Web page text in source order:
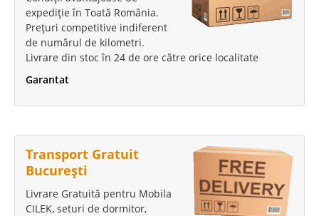
Pat cu somiera rabatabila pt
dormitor de lux ⭐ Novita 180x200
lux ⭐ Novita Parerea noastra este ca un pat cu somiera rabatabila si lada
pentru depozitarea lenjeriei este cea mai buna alegere pt. mobilarea unui
dormitor matrimonial. Vista Navy Blue este o ..
Compara
expediție în Toată România.
Prețuri competitive indiferent
de numărul de kilometri.
Livrare din stoc în 24 de ore către orice localitate
Garantat
Transport Gratuit
București
Livrare Gratuită pentru Mobila
CILEK, seturi de dormitor,